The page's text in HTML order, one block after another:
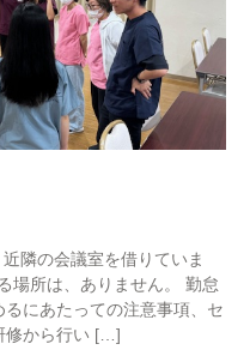
隣の会議室を借りていま
場所は、ありません。 勤怠
にあたっての注意事項、セ
修から行い […]